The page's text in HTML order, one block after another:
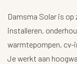
Damsma Solar is
installeren,
warmtepompen,
Je werkt aan